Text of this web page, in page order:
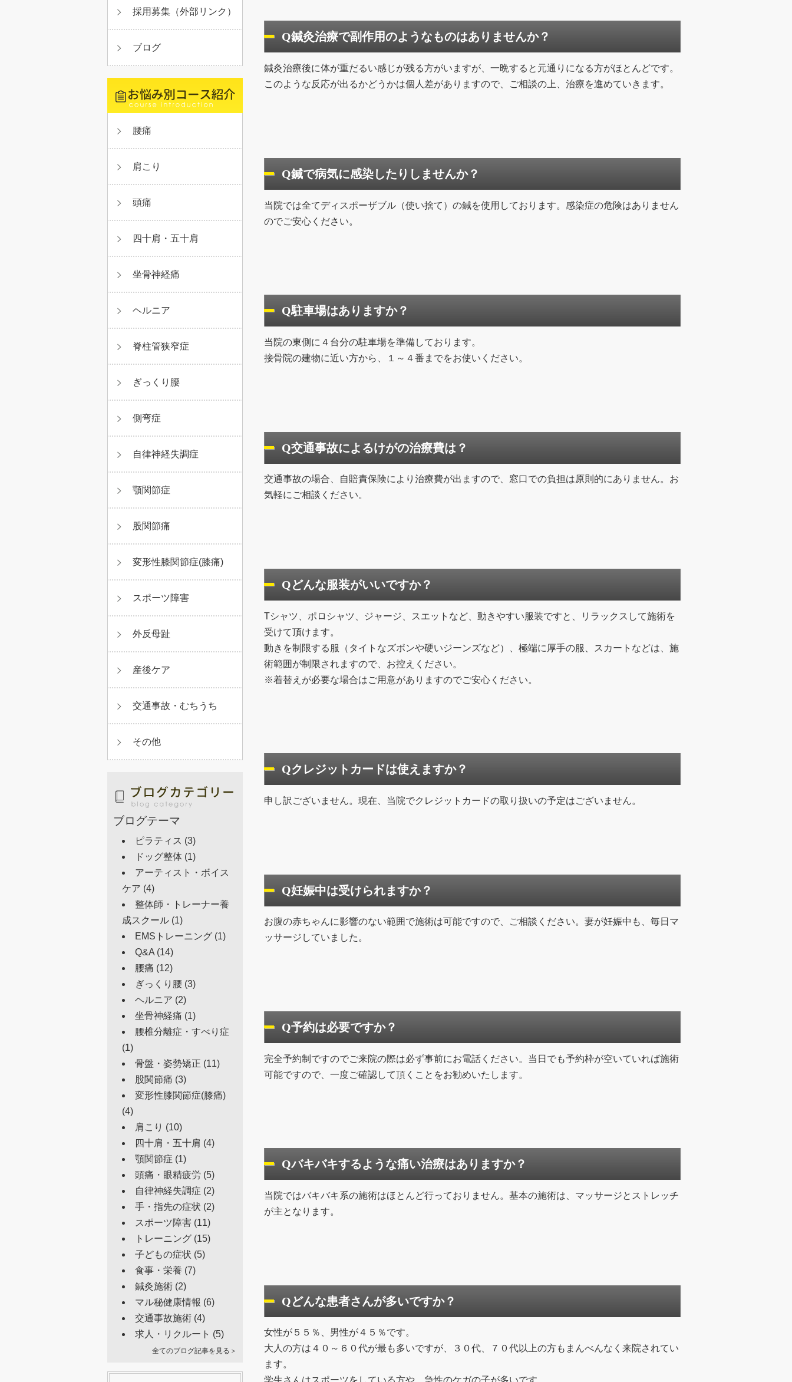
採用募集（外部リンク）
ブログ
腰痛
肩こり
頭痛
四十肩・五十肩
坐骨神経痛
ヘルニア
脊柱管狭窄症
ぎっくり腰
側弯症
自律神経失調症
顎関節症
股関節痛
変形性膝関節症(膝痛)
スポーツ障害
外反母趾
産後ケア
交通事故・むちうち
その他
ブログテーマ
ピラティス (3)
ドッグ整体 (1)
アーティスト・ボイス
ケア (4)
整体師・トレーナー養
成スクール (1)
EMSトレーニング (1)
Q&A (14)
腰痛 (12)
ぎっくり腰 (3)
ヘルニア (2)
坐骨神経痛 (1)
腰椎分離症・すべり症
(1)
骨盤・姿勢矯正 (11)
股関節痛 (3)
変形性膝関節症(膝痛)
(4)
肩こり (10)
四十肩・五十肩 (4)
顎関節症 (1)
頭痛・眼精疲労 (5)
自律神経失調症 (2)
手・指先の症状 (2)
スポーツ障害 (11)
トレーニング (15)
子どもの症状 (5)
食事・栄養 (7)
鍼灸施術 (2)
マル秘健康情報 (6)
交通事故施術 (4)
求人・リクルート (5)
全てのブログ記事を見る＞
Q鍼灸治療で副作用のようなものはありませんか？
鍼灸治療後に体が重だるい感じが残る方がいますが、一晩すると元通りになる方がほとんどです。
このような反応が出るかどうかは個人差がありますので、ご相談の上、治療を進めていきます。
Q鍼で病気に感染したりしませんか？
当院では全てディスポーザブル（使い捨て）の鍼を使用しております。感染症の危険はありません
のでご安心ください。
Q駐車場はありますか？
当院の東側に４台分の駐車場を準備しております。
接骨院の建物に近い方から、１～４番までをお使いください。
Q交通事故によるけがの治療費は？
交通事故の場合、自賠責保険により治療費が出ますので、窓口での負担は原則的にありません。お
気軽にご相談ください。
Qどんな服装がいいですか？
Tシャツ、ポロシャツ、ジャージ、スエットなど、動きやすい服装ですと、リラックスして施術を
受けて頂けます。
動きを制限する服（タイトなズボンや硬いジーンズなど）、極端に厚手の服、スカートなどは、施
術範囲が制限されますので、お控えください。
※着替えが必要な場合はご用意がありますのでご安心ください。
Qクレジットカードは使えますか？
申し訳ございません。現在、当院でクレジットカードの取り扱いの予定はございません。
Q妊娠中は受けられますか？
お腹の赤ちゃんに影響のない範囲で施術は可能ですので、ご相談ください。妻が妊娠中も、毎日マ
ッサージしていました。
Q予約は必要ですか？
完全予約制ですのでご来院の際は必ず事前にお電話ください。当日でも予約枠が空いていれば施術
可能ですので、一度ご確認して頂くことをお勧めいたします。
Qバキバキするような痛い治療はありますか？
当院ではバキバキ系の施術はほとんど行っておりません。基本の施術は、マッサージとストレッチ
が主となります。
Qどんな患者さんが多いですか？
女性が５５％、男性が４５％です。
大人の方は４０～６０代が最も多いですが、３０代、７０代以上の方もまんべんなく来院されてい
ます。